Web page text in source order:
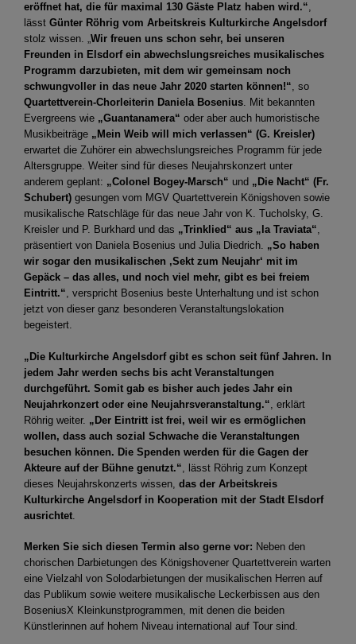
eröffnet hat, die für maximal 130 Gäste Platz haben wird.“,
lässt Günter Röhrig vom Arbeitskreis Kulturkirche Angelsdorf
stolz wissen. „Wir freuen uns schon sehr, bei unseren
Freunden in Elsdorf ein abwechslungsreiches musikalisches
Programm darzubieten, mit dem wir gemeinsam noch
schwungvoller in das neue Jahr 2020 starten können!“, so
Quartettverein-Chorleiterin Daniela Bosenius. Mit bekannten
Evergreens wie „Guantanamera“ oder aber auch humoristische
Musikbeiträge „Mein Weib will mich verlassen“ (G. Kreisler)
erwartet die Zuhörer ein abwechslungsreiches Programm für jede
Altersgruppe. Weiter sind für dieses Neujahrskonzert unter
anderem geplant: „Colonel Bogey-Marsch“ und „Die Nacht“ (Fr.
Schubert) gesungen vom MGV Quartettverein Königshoven sowie
musikalische Ratschläge für das neue Jahr von K. Tucholsky, G.
Kreisler und P. Burkhard und das „Trinklied“ aus „la Traviata“,
präsentiert von Daniela Bosenius und Julia Diedrich. „So haben
wir sogar den musikalischen ‚Sekt zum Neujahr‘ mit im
Gepäck – das alles, und noch viel mehr, gibt es bei freiem
Eintritt.“, verspricht Bosenius beste Unterhaltung und ist schon
jetzt von dieser ganz besonderen Veranstaltungslokation
begeistert.
„Die Kulturkirche Angelsdorf gibt es schon seit fünf Jahren. In
jedem Jahr werden sechs bis acht Veranstaltungen
durchgeführt. Somit gab es bisher auch jedes Jahr ein
Neujahrkonzert oder eine Neujahrsveranstaltung.“ , erklärt
Röhrig weiter. „Der Eintritt ist frei, weil wir es ermöglichen
wollen, dass auch sozial Schwache die Veranstaltungen
besuchen können. Die Spenden werden für die Gagen der
Akteure auf der Bühne genutzt.“ , lässt Röhrig zum Konzept
dieses Neujahrskonzerts wissen, das der Arbeitskreis
Kulturkirche Angelsdorf in Kooperation mit der Stadt Elsdorf
ausrichtet
Merken Sie sich diesen Termin also gerne vor: Neben den
chorischen Darbietungen des Königshovener Quartettverein warten
eine Vielzahl von Solodarbietungen der musikalischen Herren auf
das Publikum sowie weitere musikalische Leckerbissen aus den
BoseniusX Kleinkunstprogrammen, mit denen die beiden
Künstlerinnen auf hohem Niveau international auf Tour sind.